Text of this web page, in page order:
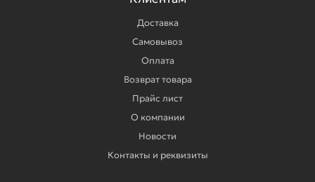
Доставка
Самовывоз
Оплата
Возврат товара
Прайс лист
О компании
Новости
Контакты и реквизиты